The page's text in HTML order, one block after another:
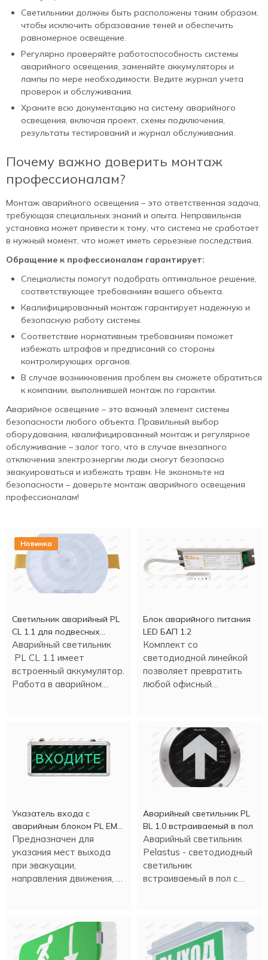
Светильники должны быть расположены таким образом,
чтобы исключить образование теней и обеспечить
равномерное освещение.
Регулярно проверяйте работоспособность системы
аварийного освещения, заменяйте аккумуляторы и
лампы по мере необходимости. Ведите журнал учета
проверок и обслуживания.
Храните всю документацию на систему аварийного
освещения, включая проект, схемы подключения,
результаты тестирований и журнал обслуживания.
Почему важно доверить монтаж
профессионалам?
Монтаж аварийного освещения – это ответственная задача,
требующая специальных знаний и опыта. Неправильная
установка может привести к тому, что система не сработает
в нужный момент, что может иметь серьезные последствия.
Обращение к профессионалам гарантирует:
Специалисты помогут подобрать оптимальное решение,
соответствующее требованиям вашего объекта.
Квалифицированный монтаж гарантирует надежную и
безопасную работу системы.
Соответствие нормативным требованиям поможет
избежать штрафов и предписаний со стороны
контролирующих органов.
В случае возникновения проблем вы сможете обратиться
к компании, выполнившей монтаж по гарантии.
Аварийное освещение – это важный элемент системы
безопасности любого объекта. Правильный выбор
оборудования, квалифицированный монтаж и регулярное
обслуживание – залог того, что в случае внезапного
отключения электроэнергии люди смогут безопасно
эвакуироваться и избежать травм. Не экономьте на
безопасности – доверьте монтаж аварийного освещения
профессионалам!
Новинка
Светильник аварийный PL
CL 1.1 для подвесных
потолков
Аварийный светильник
PL CL 1.1 имеет
встроенный аккумулятор.
Работа в аварийном
Блок аварийного питания
LED БАП 1.2
Комплект со
светодиодной линейкой
позволяет превратить
любой офисный
Указатель входа c
аварийным блоком PL EM
2.0 (1,5 часа)
Предназначен для
указания мест выхода
при эвакуации,
направления движения, а
Аварийный светильник PL
BL 1.0 встраиваемый в пол
Аварийный светильник
Pelastus - светодиодный
светильник
встраиваемый в пол с